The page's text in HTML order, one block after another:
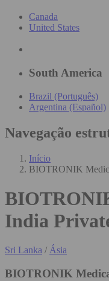
Canada
United States
South America
Brazil (Português)
Argentina (Español)
Navegação
Início
BIOTRONIK
India
Sri Lanka / Ásia
BIOTRONIK